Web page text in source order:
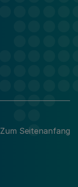
Zum Seitenanfang